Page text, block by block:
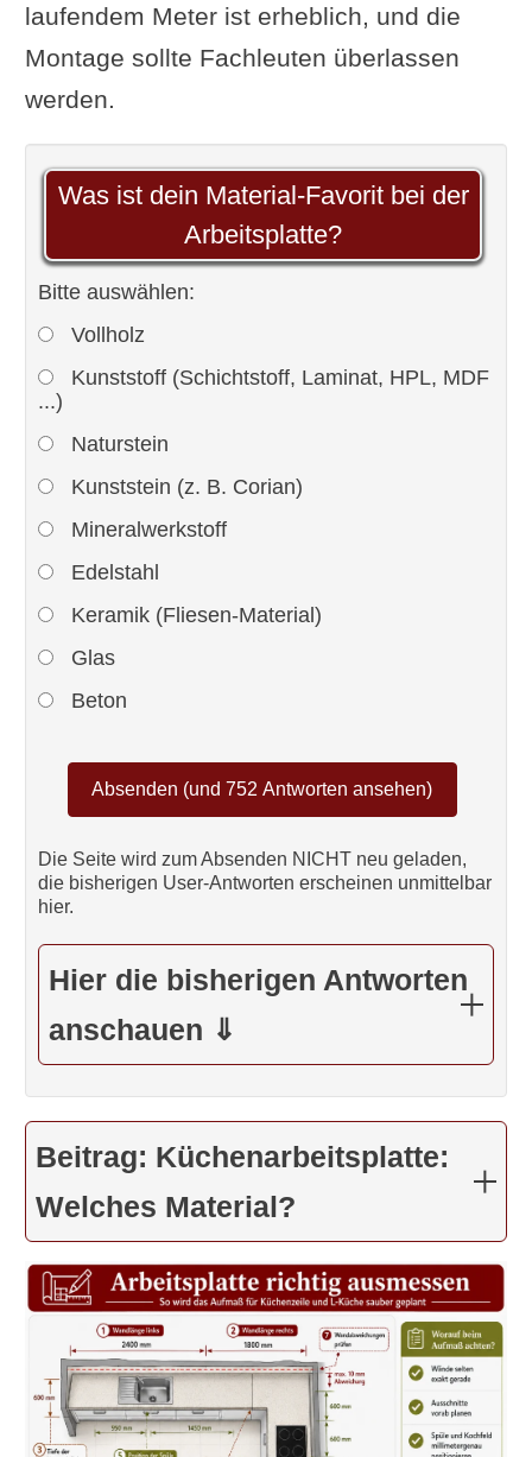
laufendem Meter ist erheblich, und die
Montage sollte Fachleuten überlassen
werden.
Was ist dein Material-Favorit bei der
Arbeitsplatte?
Bitte auswählen:
Vollholz
Kunststoff (Schichtstoff, Laminat, HPL, MDF
...)
Naturstein
Kunststein (z. B. Corian)
Mineralwerkstoff
Edelstahl
Keramik (Fliesen-Material)
Glas
Beton
Die Seite wird zum Absenden NICHT neu geladen,
die bisherigen User-Antworten erscheinen unmittelbar
hier.
Hier die bisherigen Antworten
anschauen ⇓
Beitrag: Küchenarbeitsplatte:
Welches Material?